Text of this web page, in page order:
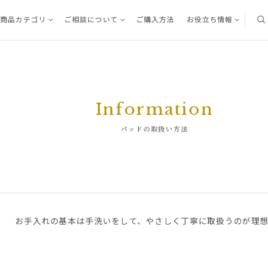
商品カテゴリ ご相談について ご購入方法 お役立ち情報
Information
パッドの取扱い方法
お手入れの基本は手洗いをして、やさしく丁寧に取扱うのが理